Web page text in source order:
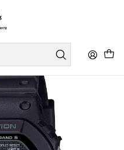
GW-5000HS-1ER